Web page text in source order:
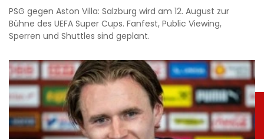
PSG gegen Aston Villa: Salzburg wird am 12. August zur
Bühne des UEFA Super Cups. Fanfest, Public Viewing,
Sperren und Shuttles sind geplant.